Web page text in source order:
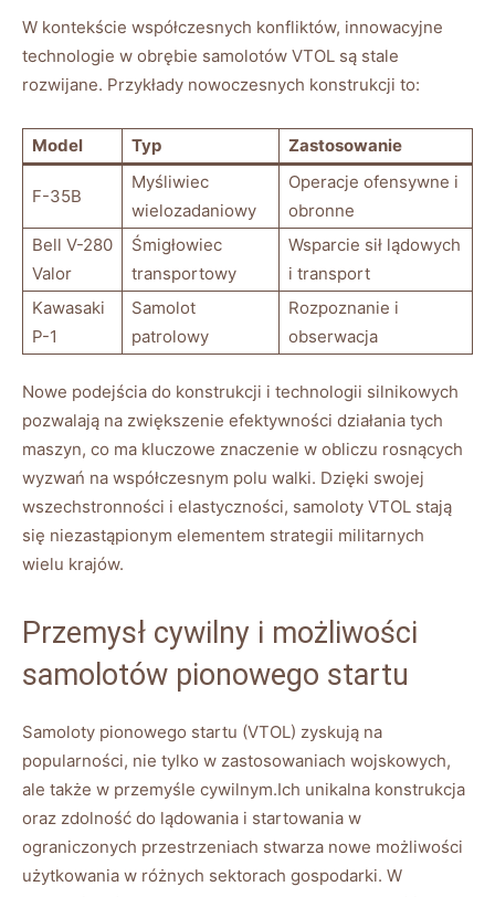
W⁤ kontekście współczesnych ⁢konfliktów, ‌innowacyjne
technologie w obrębie samolotów‌ VTOL są stale⁤
rozwijane. Przykłady nowoczesnych konstrukcji to:
Model Typ Zastosowanie
F-35B
Myśliwiec
wielozadaniowy
Operacje⁣ ofensywne i
obronne
Bell ⁣V-280
Valor
Śmigłowiec
transportowy
Wsparcie ​sił lądowych
i ​transport
Kawasaki
P-1
Samolot‌
patrolowy
Rozpoznanie‍ i
obserwacja
Nowe podejścia do ⁣konstrukcji i technologii silnikowych
pozwalają na zwiększenie efektywności działania tych
maszyn, co ‍ma kluczowe ‌znaczenie w obliczu rosnących
wyzwań⁢ na współczesnym polu walki. ⁢Dzięki swojej
wszechstronności i elastyczności, samoloty VTOL stają
‍się niezastąpionym elementem strategii ‍militarnych
wielu krajów.
Przemysł ⁣cywilny i możliwości
samolotów pionowego ‍startu
Samoloty pionowego startu (VTOL) ⁣zyskują na
popularności,‍ nie tylko ⁤w ​zastosowaniach wojskowych,
ale ⁤także w przemyśle cywilnym.Ich ⁤unikalna konstrukcja
oraz⁤ zdolność do​ lądowania i startowania w⁢
ograniczonych przestrzeniach stwarza nowe⁤ możliwości
użytkowania ⁤w różnych sektorach ‌gospodarki. W